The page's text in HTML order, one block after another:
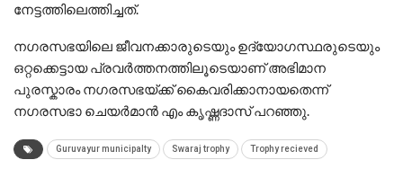
നേട്ടത്തിലെത്തിച്ചത്.
നഗരസഭയിലെ ജീവനക്കാരുടെയും ഉദ്യോഗസ്ഥരുടെയും
ഒറ്റക്കെട്ടായ പ്രവർത്തനത്തിലൂടെയാണ് അഭിമാന
പുരസ്കാരം നഗരസഭയ്ക്ക് കൈവരിക്കാനായതെന്ന്
നഗരസഭാ ചെയർമാൻ എം കൃഷ്ണദാസ് പറഞ്ഞു.
Guruvayur municipalty Swaraj trophy Trophy recieved